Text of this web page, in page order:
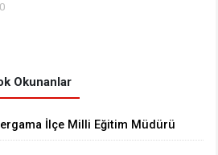
Okunanlar
İlçe Milli Eğitim Müdürü